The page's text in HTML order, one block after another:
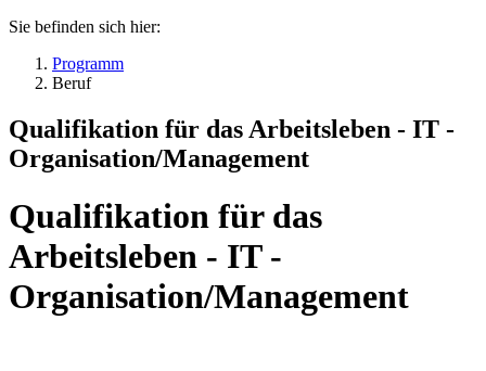
Sie befinden sich hier:
Programm
Beruf
Qualifikation für das Arbeitsleben - IT -
Organisation/Management
Qualifikation für das
Arbeitsleben - IT -
Organisation/Management